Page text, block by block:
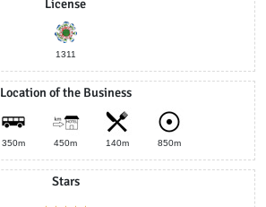
License
1311
Location of the Business
350m 450m 140m 850m
Stars